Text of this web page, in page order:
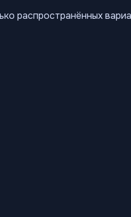
распространённых